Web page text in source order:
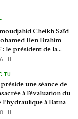
Cheikh Saïd
Ben Brahim
le président de la
présente ses
H
une séance de
à l'évaluation du
l’hydraulique à Batna
H